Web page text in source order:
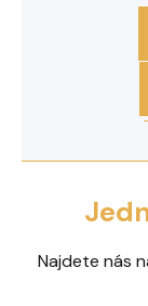
Najdete nás